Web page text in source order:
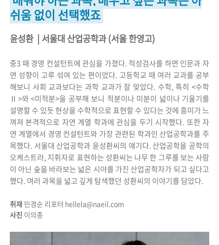
쉬움 없이 선택했죠
윤성환 | 서울대 산업공학과 (서울 한영고)
중3 때 경영 컨설턴트에 관심을 가졌다. 적성검사를 하면 인문과 자
연 성향이 고루 섞여 있는 편이었다. 고등학교 때 여러 교과를 공부
해보니 사회 교과보다는 과학 교과가 잘 맞았다. 수학, 특히 <수학
Ⅱ>와 <미적분>을 공부해 보니 적분이나 미분이 넓이나 기울기를
설명할 수 있듯 현상을 수학적으로 표현할 수 있다는 것에 흥미가 느
껴져 본격적으로 자연 계열 학과에 관심을 두기 시작했다. 또한 자
연 계열에서 경영 컨설턴트와 가장 관련된 학과인 산업공학과를 주
목했다. 서울대 산업공학과 윤성환씨의 얘기다. 산업공학을 공학의
오케스트라, 지휘자로 표현하는 성환씨는 나무 한 그루를 보는 사람
이 아닌 숲을 바라보는 넓은 시야를 가진 산업공학자가 되고 싶다고
했다. 여러 과목을 넓고 깊게 탐색했던 성환씨의 이야기를 담았다.
취재 민경순 리포터 hellela@naeil.com
사진 이의종